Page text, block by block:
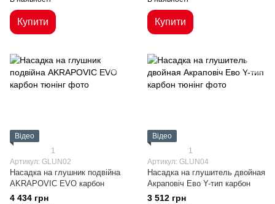
Купити Купити
Відео
1
Артикул: GLUN02
Насадка на глушник подвійна
AKRAPOVIC EVO карбон
4 434 грн
Відео
1
Артикул: GLUN04
Насадка на глушитель двойная
Акраповіч Ево Y-тип карбон
3 512 грн